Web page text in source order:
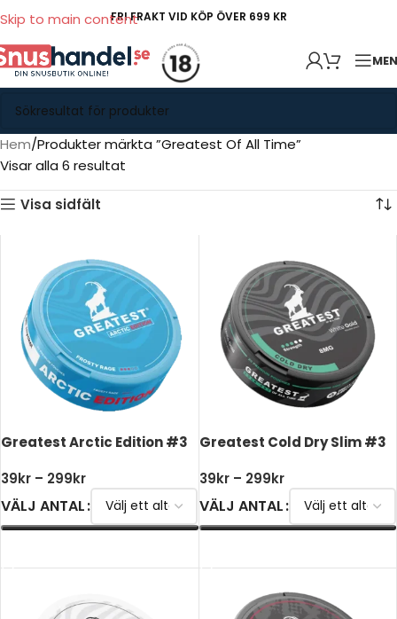
Skip to main contentFRI FRAKT VID KÖP ÖVER 699 KR
Hem Produkter märkta ”Greatest Of All Time”
Visar alla 6 resultat
Visa sidfält
Greatest Arctic Edition #3
39kr – 299kr
VÄLJ ANTAL
Greatest Cold Dry Slim #3
39kr – 299kr
VÄLJ ANTAL